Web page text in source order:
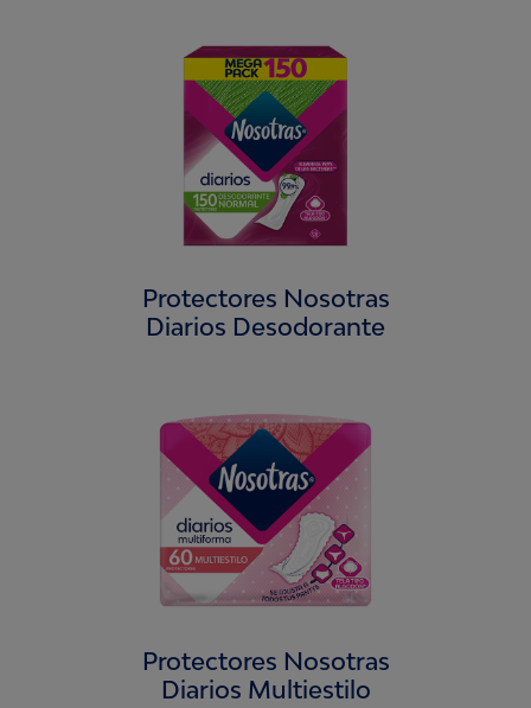
Protectores Nosotras
Diarios Desodorante
Protectores Nosotras
Diarios Multiestilo